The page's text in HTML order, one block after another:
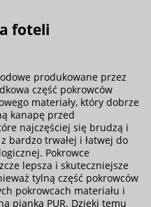
foteli
produkowane przez
część pokrowców
materiały, który dobrze
kanapę przed
najczęściej się brudzą i
bardzo trwałej i łatwej do
Pokrowce
lepsza i skuteczniejsze
tylną część pokrowców
pokrowcach materiału i
pianką PUR. Dzięki temu